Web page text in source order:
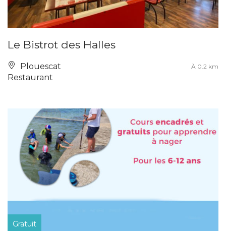
Le Bistrot des Halles
Plouescat À 0.2 km
Restaurant
Gratuit